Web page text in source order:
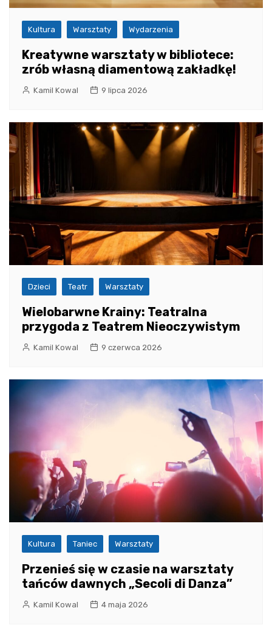
Kultura Warsztaty Wydarzenia
Kreatywne warsztaty w bibliotece:
zrób własną diamentową zakładkę!
Kamil Kowal 9 lipca 2026
Dzieci Teatr Warsztaty
Wielobarwne Krainy: Teatralna
przygoda z Teatrem Nieoczywistym
Kamil Kowal 9 czerwca 2026
Kultura Taniec Warsztaty
Przenieś się w czasie na warsztaty
tańców dawnych „Secoli di Danza”
Kamil Kowal 4 maja 2026